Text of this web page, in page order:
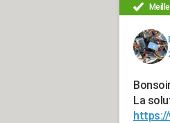
La
https://